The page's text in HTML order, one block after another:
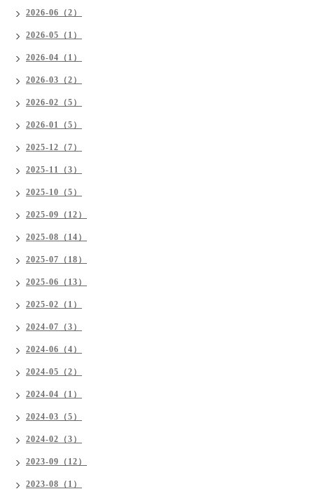
2026-06（2）
2026-05（1）
2026-04（1）
2026-03（2）
2026-02（5）
2026-01（5）
2025-12（7）
2025-11（3）
2025-10（5）
2025-09（12）
2025-08（14）
2025-07（18）
2025-06（13）
2025-02（1）
2024-07（3）
2024-06（4）
2024-05（2）
2024-04（1）
2024-03（5）
2024-02（3）
2023-09（12）
2023-08（1）